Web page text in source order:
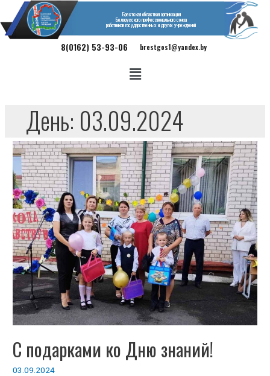
Брестская областная организация
Белорусского профессионального союза
работников государственных и других учреждений
8(0162) 53-93-06 brestgos1@yandex.by
День: 03.09.2024
С подарками ко Дню знаний!
03.09.2024